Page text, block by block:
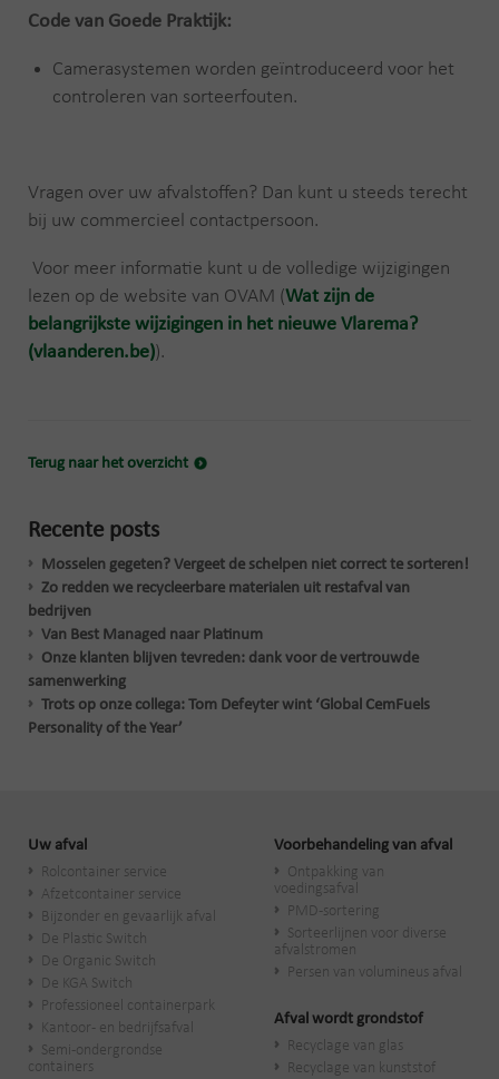
Code van Goede Praktijk:
Camerasystemen worden geïntroduceerd voor het
controleren van sorteerfouten.
Vragen over uw afvalstoffen? Dan kunt u steeds terecht
bij uw commercieel contactpersoon.
Voor meer informatie kunt u de volledige wijzigingen
lezen op de website van OVAM (Wat zijn de
belangrijkste wijzigingen in het nieuwe Vlarema?
(vlaanderen.be)).
Terug naar het overzicht
Recente posts
Mosselen gegeten? Vergeet de schelpen niet correct te sorteren!
Zo redden we recycleerbare materialen uit restafval van
bedrijven
Van Best Managed naar Platinum
Onze klanten blijven tevreden: dank voor de vertrouwde
samenwerking
Trots op onze collega: Tom Defeyter wint ‘Global CemFuels
Personality of the Year’
Uw afval
Rolcontainer service
Afzetcontainer service
Bijzonder en gevaarlijk afval
De Plastic Switch
De Organic Switch
De KGA Switch
Professioneel containerpark
Kantoor- en bedrijfsafval
Semi-ondergrondse
containers
Voorbehandeling van afval
Ontpakking van
voedingsafval
PMD-sortering
Sorteerlijnen voor diverse
afvalstromen
Persen van volumineus afval
Afval wordt grondstof
Recyclage van glas
Recyclage van kunststof